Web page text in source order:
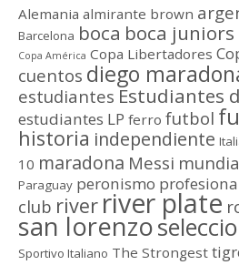
Alemania almirante brown
Barcelona boca boca juniors
Copa América Copa Libertadores
cuentos diego
estudiantes Estudiantes
estudiantes LP ferro futbol
historia independiente
10 maradona Messi
Paraguay peronismo
club river river plate
san lorenzo
Sportivo Italiano The Strongest